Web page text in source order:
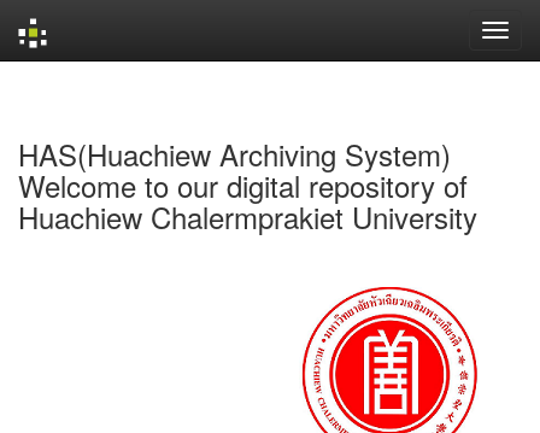
HAS(Huachiew Archiving System)
Welcome to our digital repository of
Huachiew Chalermprakiet University